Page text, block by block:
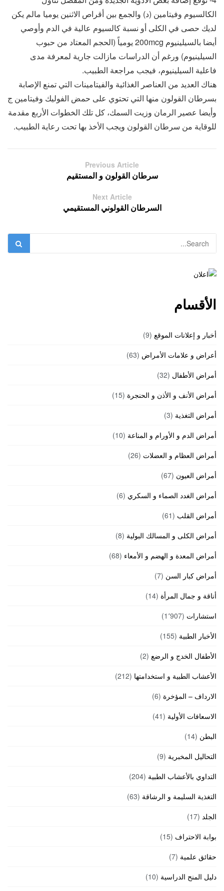
الكالسيوم وفيتامين (د) والجمع بين أقراص الاثنين يوميا مالم يكن
لديك حصى في الكلى أو نسبة كالسيوم عالية في الدم وأوصي
أيضا بالسيلينيوم 200mcg يومياً (الحجم المعتاد من حبوب
السيلينيوم) ورغم أن الدراسات مازالت جارية لمعرفة مدى
فاعلية السيلينيوم، فيجب مراجعة الطبيب.
هناك العديد من العناصر الغذائية والفيتامينات التي تمنع الإصابة
بسرطان القولون منها التي تحتوي على حمض الفوليك وفيتامين ج
وأيضا عصير الرمان وزيت السمك، كل تلك الخطوات الأربع مقدمة
للوقاية من سرطان القولون ويجب الأخذ بها تحت رعاية الطبيب.
Previous Article
سرطان القولون و المستقيم
Next Article
السرطان القولوني المستقيمي
الأقسام
أخبار و إعلانات الموقع (9)
أعراض و علامات الأمراض (63)
أمراض الأطفال (32)
أمراض الأنف و الأذن و الحنجرة (15)
أمراض التغذية (3)
أمراض الدم و الأورام و المناعة (10)
أمراض العظام و العضلات (26)
أمراض العيون (67)
أمراض الغدد الصماء و السكري (6)
أمراض القلب (61)
أمراض الكلى و المسالك البولية (8)
أمراض المعدة و الهضم و الأمعاء (68)
أمراض كبار السن (7)
أناقة و جمال المرأة (14)
استشارات (1٬907)
الأخبار الطبية (155)
الأطفال الخدج و الرضع (2)
الأعشاب الطبية و استخدامتها (212)
الارداف – المؤخرة (6)
الاسعافات الأولية (41)
البطن (14)
التحاليل المخبرية (9)
التداوي بالأعشاب الطبية (204)
التغذية السليمة و الرشاقة (63)
الجلد (17)
بوابة الاحتراف (15)
حقائق علمية (7)
دليل المنح الدراسية (10)